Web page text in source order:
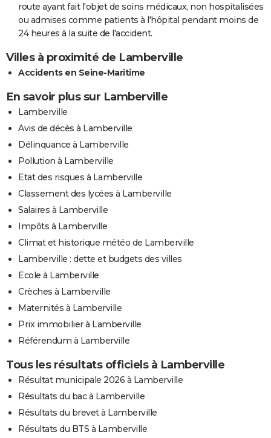
route ayant fait l'objet de soins médicaux, non hospitalisées
ou admises comme patients à l'hôpital pendant moins de
24 heures à la suite de l'accident.
Villes à proximité de Lamberville
Accidents en Seine-Maritime
En savoir plus sur Lamberville
Lamberville
Avis de décès à Lamberville
Délinquance à Lamberville
Pollution à Lamberville
Etat des risques à Lamberville
Classement des lycées à Lamberville
Salaires à Lamberville
Impôts à Lamberville
Climat et historique météo de Lamberville
Lamberville : dette et budgets des villes
Ecole à Lamberville
Crèches à Lamberville
Maternités à Lamberville
Prix immobilier à Lamberville
Référendum à Lamberville
Tous les résultats officiels à Lamberville
Résultat municipale 2026 à Lamberville
Résultats du bac à Lamberville
Résultats du brevet à Lamberville
Résultats du BTS à Lamberville